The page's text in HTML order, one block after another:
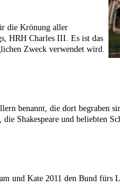
die Krönung aller
HRH Charles III. Es ist das
Zweck verwendet wird.
benannt, die dort begraben
Shakespeare und beliebten
Kate 2011 den Bund fürs